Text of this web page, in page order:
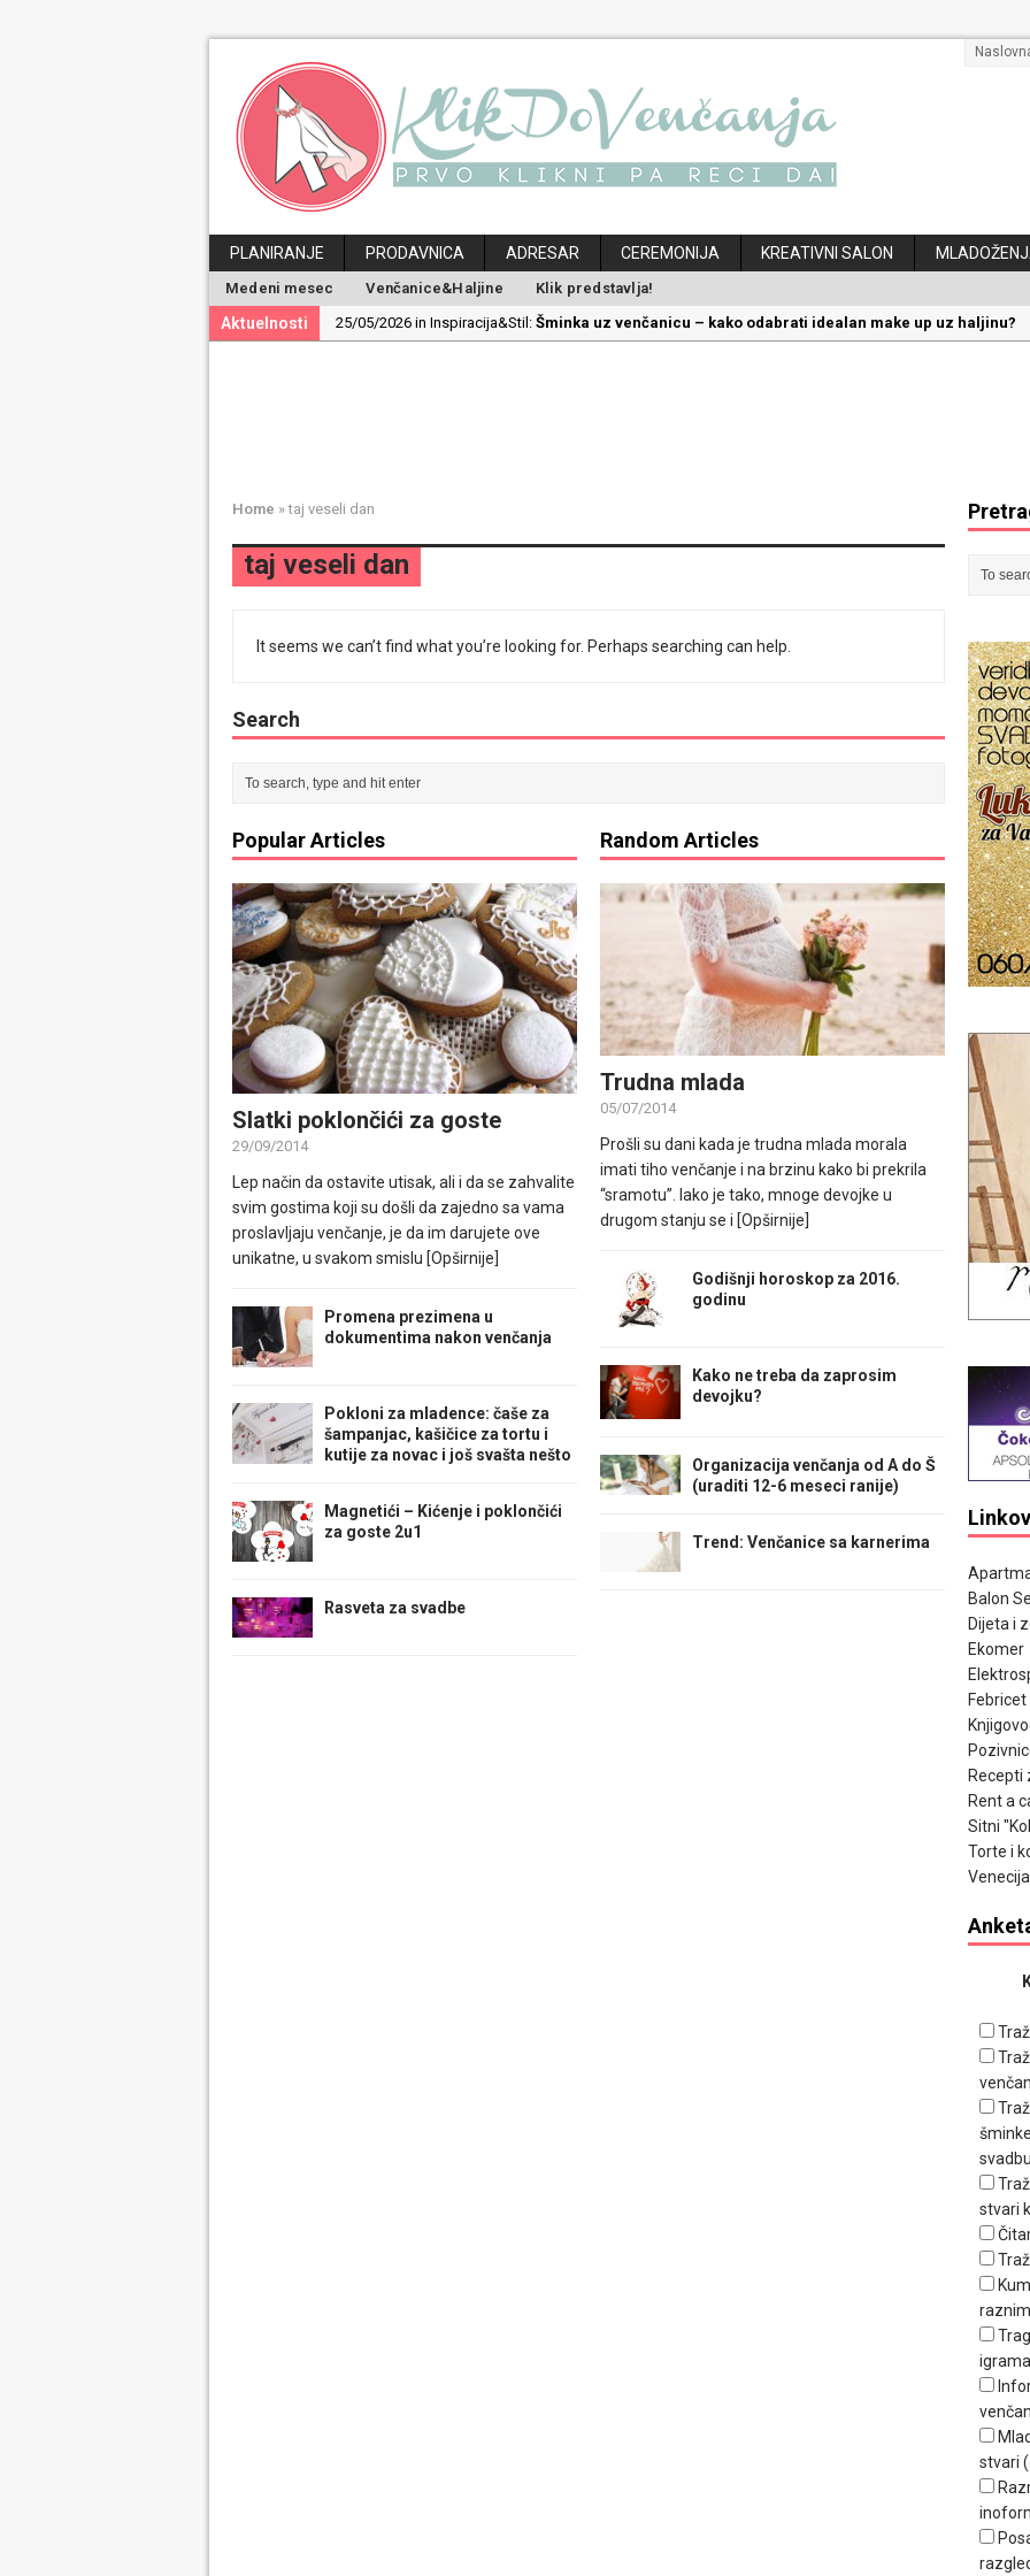
PLANIRANJE PRODAVNICA ADRESAR CEREMONIJA KREATIVNI SALON
Medeni mesec Venčanice&Haljine Klik predstavlja!
Aktuelnosti 25/05/2026 in Inspiracija&Stil: Šminka uz venčanicu – kako odabrati idealan make up uz haljinu?
Home »taj veseli dan
taj veseli dan
It seems we can’t find what you’re looking for. Perhaps searching can help.
Search
Popular Articles
Slatki poklončići za goste
29/09/2014
Lep način da ostavite utisak, ali i da se zahvalite
svim gostima koji su došli da zajedno sa vama
proslavljaju venčanje, je da im darujete ove
unikatne, u svakom smislu [Opširnije]
Promena prezimena u
dokumentima nakon venčanja
Pokloni za mladence: čaše za
šampanjac, kašičice za tortu i
kutije za novac i još svašta nešto
Magnetići – Kićenje i poklončići
za goste 2u1
Rasveta za svadbe
Random Articles
Trudna mlada
05/07/2014
Prošli su dani kada je trudna mlada morala
imati tiho venčanje i na brzinu kako bi prekrila
“sramotu”. Iako je tako, mnoge devojke u
drugom stanju se i [Opširnije]
Godišnji horoskop za 2016.
godinu
Kako ne treba da zaprosim
devojku?
Organizacija venčanja od A do Š
(uraditi 12-6 meseci ranije)
Trend: Venčanice sa karnerima
Balon
Dijeta i
Ekomer
Febricet
Recepti
Rent a
Sitni
Torte i
stvari
stvari